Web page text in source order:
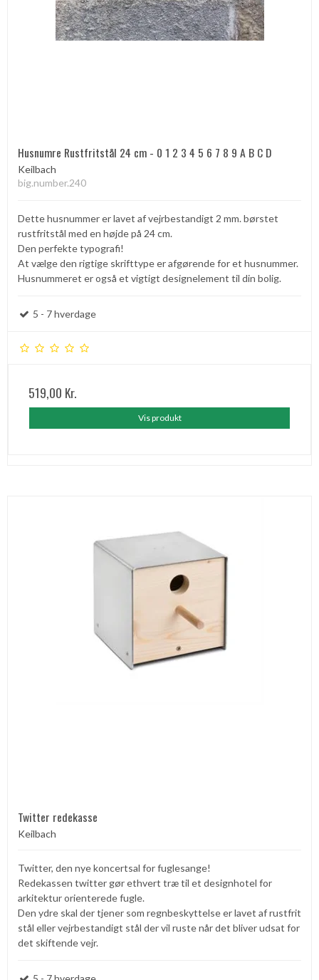
Husnumre Rustfritstål 24 cm - 0 1 2 3 4 5 6 7 8 9 A B C D
Keilbach
big.number.240
Dette husnummer er lavet af vejrbestandigt 2 mm. børstet
rustfritstål med en højde på 24 cm.
Den perfekte typografi!
At vælge den rigtige skrifttype er afgørende for et husnummer.
Husnummeret er også et vigtigt designelement til din bolig.
5 - 7 hverdage
519,00 Kr.
Vis produkt
Twitter redekasse
Keilbach
Twitter, den nye koncertsal for fuglesange!
Redekassen twitter gør ethvert træ til et designhotel for
arkitektur orienterede fugle.
Den ydre skal der tjener som regnbeskyttelse er lavet af rustfrit
stål eller vejrbestandigt stål der vil ruste når det bliver udsat for
det skiftende vejr.